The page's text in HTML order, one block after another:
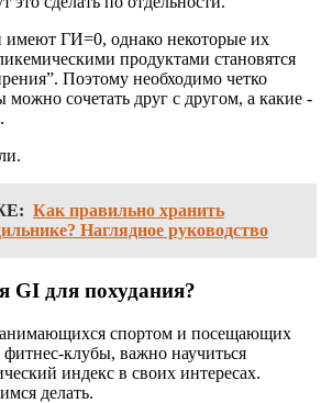
ГИ=0, однако некоторые их
продуктами становятся
Поэтому необходимо четко
можно сочетать друг с другом, а какие -
Как правильно хранить
Наглядное руководство
GI для похудания?
спортом и посещающих
клубы, важно научиться
индекс в своих интересах.
делать.